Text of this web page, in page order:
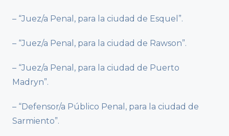
– “Juez/a Penal, para la ciudad de Esquel”.
– “Juez/a Penal, para la ciudad de Rawson”.
– “Juez/a Penal, para la ciudad de Puerto
Madryn”.
– “Defensor/a Público Penal, para la ciudad de
Sarmiento”.